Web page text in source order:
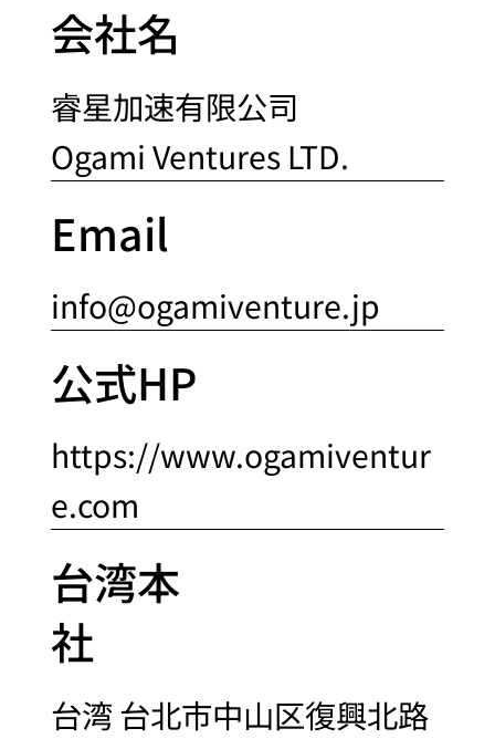
会社名
睿星加速有限公司
Ogami Ventures LTD.
Email
info@ogamiventure.jp
公式HP
https://www.ogamiventur
e.com
台湾本
社
台湾 台北市中山区復興北路